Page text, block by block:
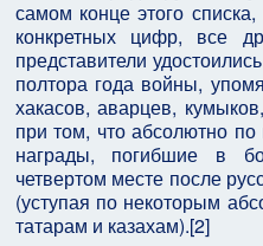
самом конце этого
конкретных цифр, все
представители
полтора года войны,
хакасов, аварцев,
при том, что абсолютно по
награды, погибшие в
четвертом месте после
(уступая по некоторым
татарам и казахам).[2]